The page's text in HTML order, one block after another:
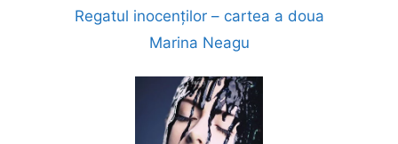
Regatul inocenților – cartea a doua
Marina Neagu